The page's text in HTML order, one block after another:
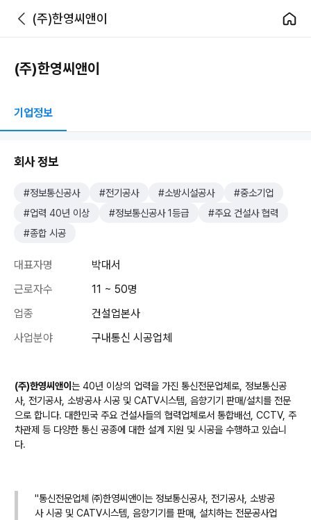
(주)한영씨앤이
(주)한영씨앤이
기업정보
회사 정보
#정보통신공사 #전기공사 #소방시설공사
#중소기업
#업력 40년 이상
#정보통신공사 1등급
#주요 건설사 협력
#종합 시공
대표자명
박대서
근로자수
11 ~ 50명
업종
건설업본사
사업분야
구내통신 시공업체
(주)한영씨앤이는 40년 이상의 업력을 가진 통신전문업체로, 정보통신공
사, 전기공사, 소방공사 시공 및 CATV시스템, 음향기기 판매/설치를 전문
으로 합니다. 대한민국 주요 건설사들의 협력업체로서 통합배선, CCTV, 주
차관제 등 다양한 통신 공종에 대한 설계 지원 및 시공을 수행하고 있습니
다.
"통신전문업체 ㈜한영씨앤이는 정보통신공사, 전기공사, 소방공
사 시공 및 CATV시스템, 음향기기를 판매, 설치하는 전문공사업